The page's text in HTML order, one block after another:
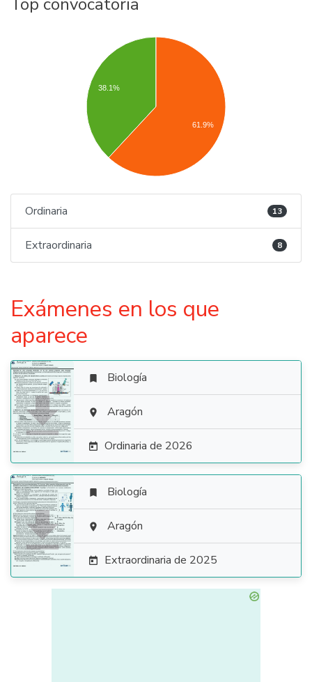
38.1%
61.9%
Ordinaria 13
Extraordinaria 8
Exámenes en los que
aparece

 Biología
 Aragón
 Ordinaria de 2026

 Biología
 Aragón
 Extraordinaria de 2025